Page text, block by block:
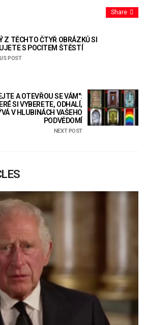
Share
Z TĚCHTO ČTYŘ OBRÁZKŮ SI
S POCITEM ŠTĚSTÍ
POST
A OTEVŘOU SE VÁM":
SI VYBERETE, ODHALÍ,
V HLUBINÁCH VAŠEHO
PODVĚDOMÍ
NEXT POST